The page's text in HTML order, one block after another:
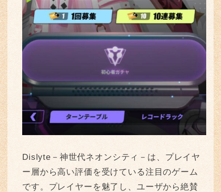
Dislyte－神世代ネオンシティ－は、プレイヤ
ー層から高い評価を受けている注目のゲーム
です。プレイヤーを魅了し、ユーザから絶賛